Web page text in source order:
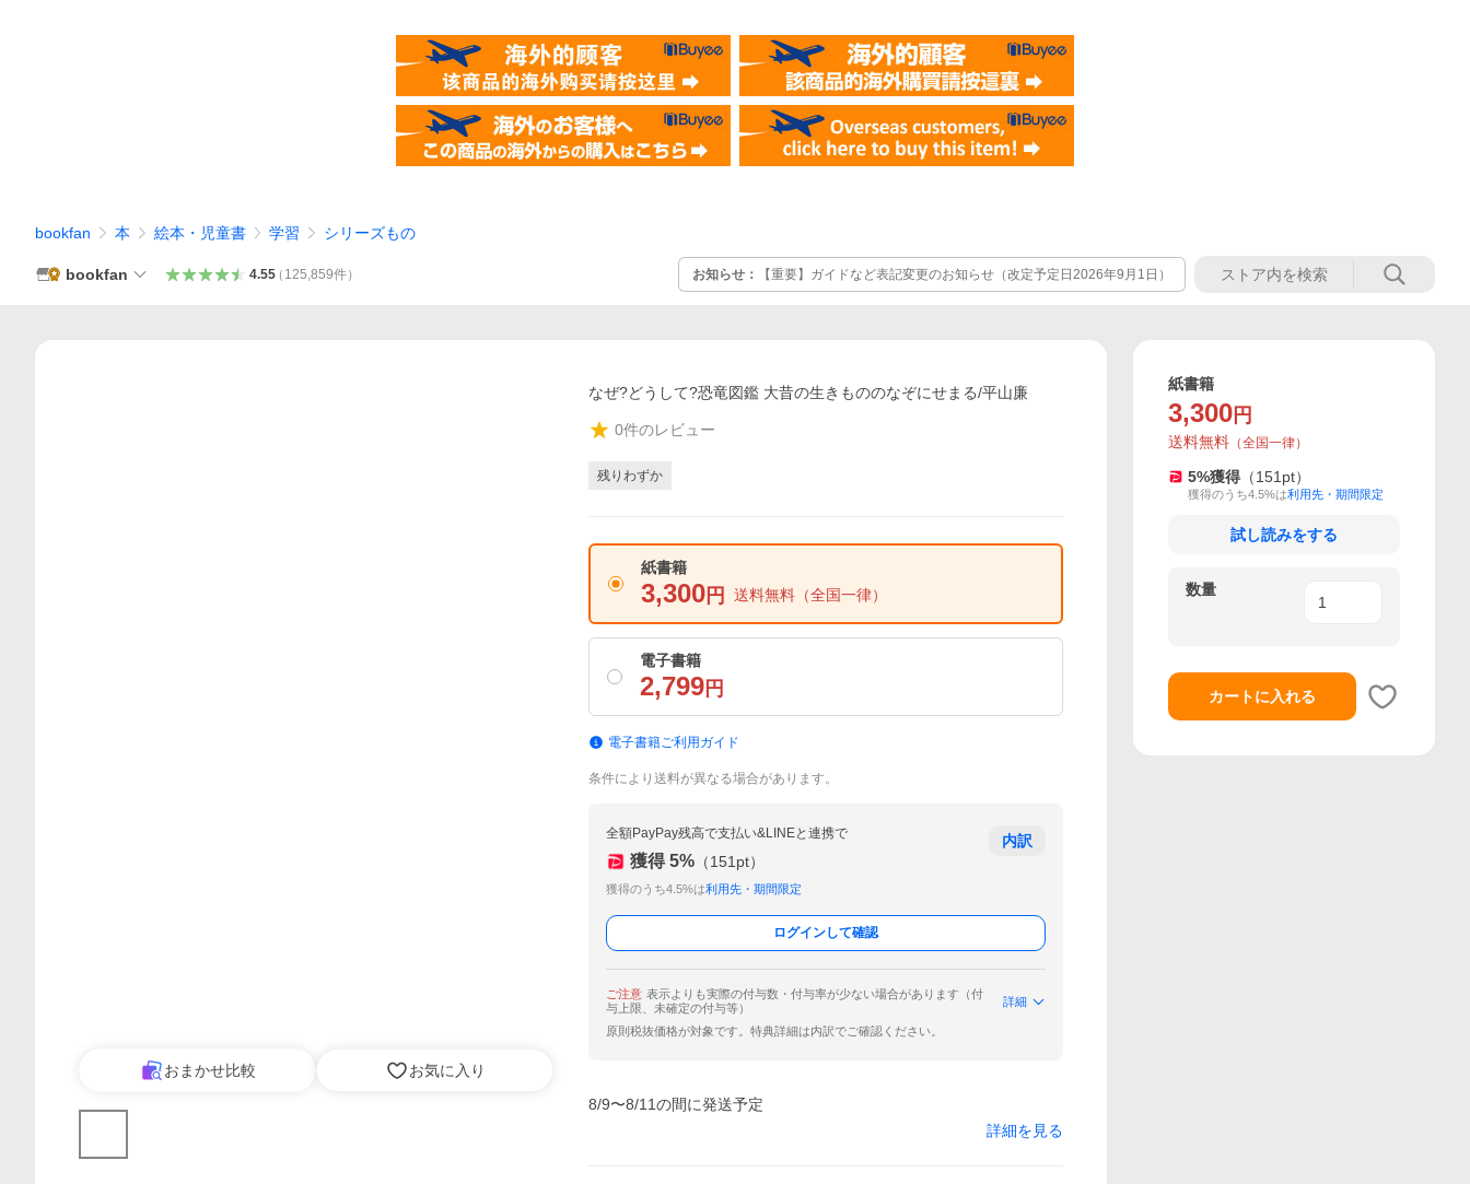
bookfan 本 絵本・児童書 学習 シリーズもの
bookfan 4.55（ 125,859件） お知らせ： 【重要】ガイドなど表記変更のお知らせ（改定予定日2026年9月1日）
おまかせ比較 お気に入り
なぜ?どうして?恐竜図鑑 大昔の生きもののなぞにせまる/平山廉
0件のレビュー
残りわずか
紙書籍
3,300 円 送料無料 （全国一律）
電子書籍
2,799 円
電子書籍ご利用ガイド
条件により送料が異なる場合があります。
全額PayPay残高で支払い&LINEと連携で
獲得 5% （151 pt）
獲得のうち4.5%は利用先・期間限定
内訳
ログインして確認
ご注意 表示よりも実際の付与数・付与率が少ない場合があります（付
与上限、未確定の付与等）
詳細
原則税抜価格が対象です。特典詳細は内訳でご確認ください。
8/9〜8/11の間に発送予定
詳細を見る
紙書籍
3,300 円
送料無料 （全国一律）
5%獲得 （151 pt）
獲得のうち4.5%は利用先・期間限定
試し読みをする
数量
カートに入れる